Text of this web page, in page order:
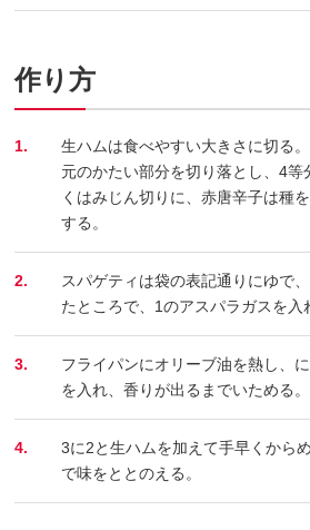
作り方
1.
生ハムは食べやすい大きさに切る
元のかたい部分を切り落とし、4等
くはみじん切りに、赤唐辛子は種
する。
2.
スパゲティは袋の表記通りにゆで
たところで、1のアスパラガスを入
3.
フライパンにオリーブ油を熱し、
を入れ、香りが出るまでいためる。
4.
3に2と生ハムを加えて手早くから
で味をととのえる。